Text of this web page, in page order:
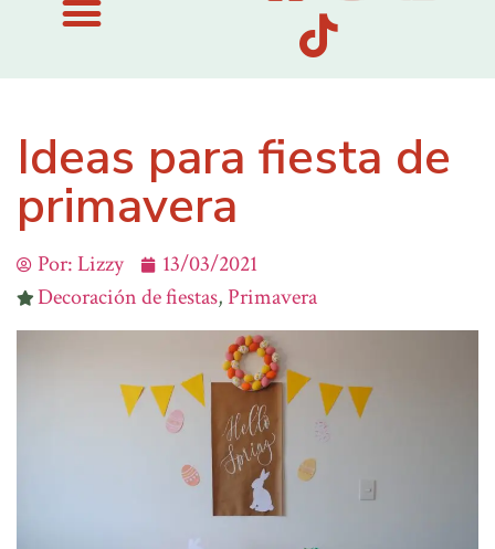
Ideas para fiesta de
primavera
Por:Lizzy
13/03/2021
Decoración de fiestas, Primavera